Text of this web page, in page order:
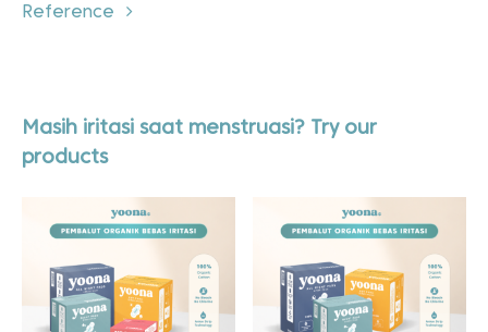
Reference
Masih iritasi saat menstruasi? Try our
products